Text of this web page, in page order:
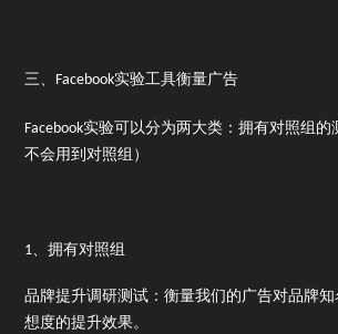
三、Facebook实验工具衡量广告
Facebook实验可以分为两大类：拥有对照组的
不会用到对照组）
1、拥有对照组
品牌提升调研测试：衡量我们的广告对品牌
想度的提升效果。